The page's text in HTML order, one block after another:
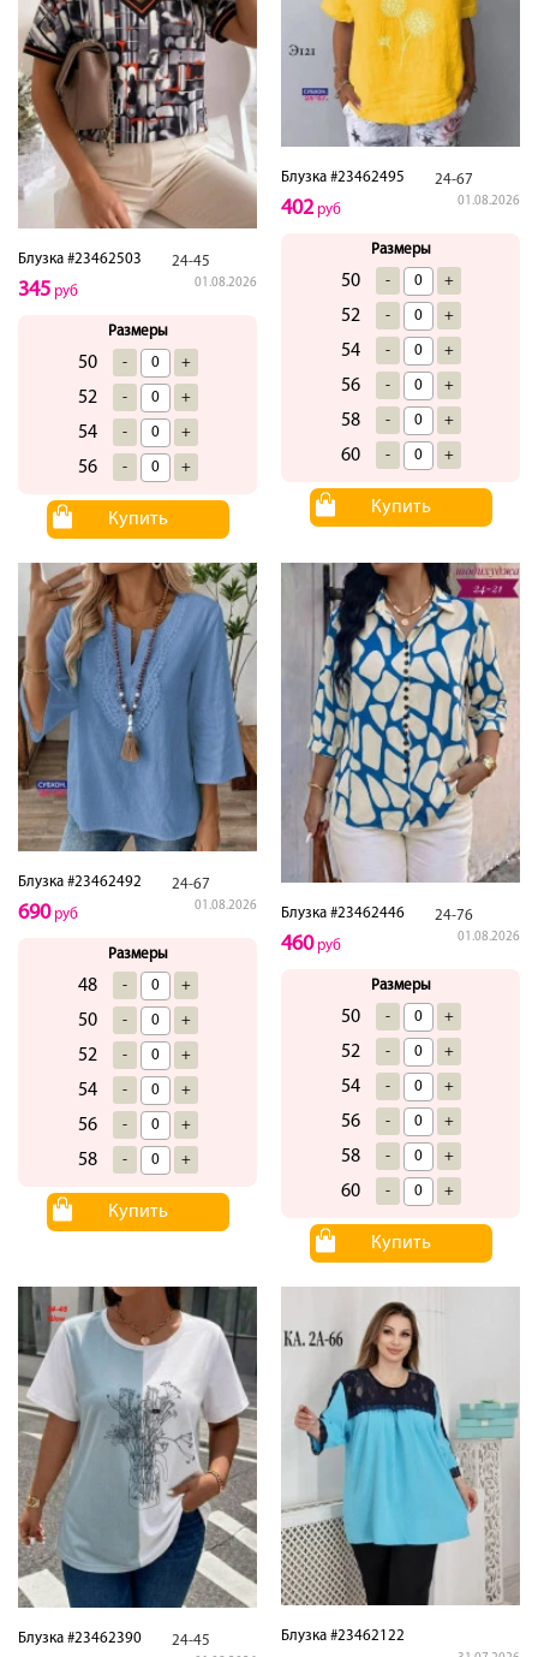
Блузка #23462503 24-45
01.08.2026
345 руб
Размеры
50 - +
52 - +
54 - +
56 - +
Купить
Блузка #23462495 24-67
01.08.2026
402руб
Размеры
50 - +
52 - +
54 - +
56 - +
58 - +
60 - +
Купить
Блузка #23462492 24-67
01.08.2026
690руб
Размеры
48 - +
50 - +
52 - +
54 - +
56 - +
58 - +
Купить
Блузка #23462446 24-76
01.08.2026
460руб
Размеры
50 - +
52 - +
54 - +
56 - +
58 - +
60 - +
Купить
Блузка #23462390 24-45
Блузка #23462122